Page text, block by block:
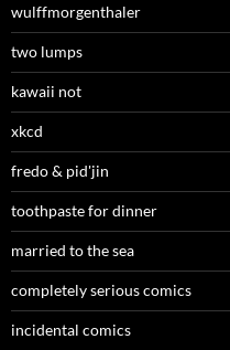
wulffmorgenthaler
two lumps
kawaii not
xkcd
fredo & pid'jin
toothpaste for dinner
married to the sea
completely serious comics
incidental comics